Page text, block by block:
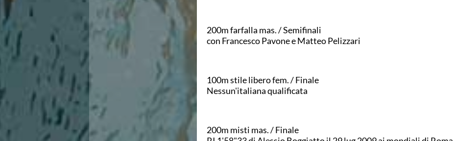
200m farfalla mas. / Semifinali
con Francesco Pavone e Matteo Pelizzari
100m stile libero fem. / Finale
Nessun'italiana qualificata
200m misti mas. / Finale